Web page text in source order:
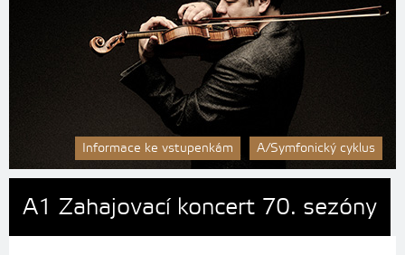
Informace ke vstupenkám A/Symfonický cyklus
A1 Zahajovací koncert 70. sezóny